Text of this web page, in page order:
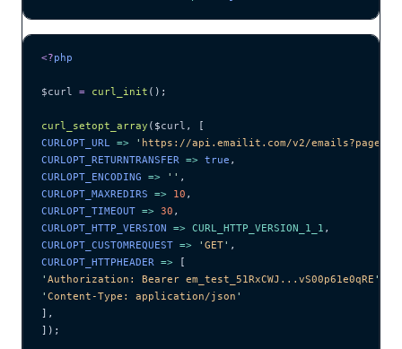
<?php
$curl = curl_init ();
curl_setopt_array ($curl ,
[
CURLOPT_URL => ' https://api.emailit.com/v2/
CURLOPT_RETURNTRANSFER => true ,
CURLOPT_ENCODING => '' ,
CURLOPT_MAXREDIRS => 10 ,
CURLOPT_TIMEOUT => 30 ,
CURLOPT_HTTP_VERSION => CURL_HTTP_VERSION_1_1 ,
CURLOPT_CUSTOMREQUEST => ' GET' ,
CURLOPT_HTTPHEADER => [
' Authorization: Bearer em_test_51RxCWJ...vS00p61e0qRE '
' Content-Type: application/json '
],
]);